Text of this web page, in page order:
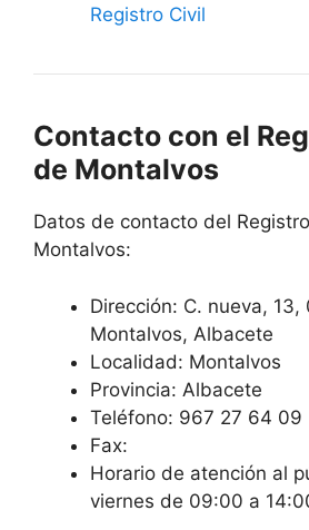
Registro Civil
Contacto con el
de Montalvos
Datos de contacto del
Montalvos:
Dirección: C. nueva, 13,
Montalvos, Albacete
Localidad: Montalvos
Provincia: Albacete
Teléfono: 967 27 64 09
Fax:
Horario de atención al
viernes de 09:00 a